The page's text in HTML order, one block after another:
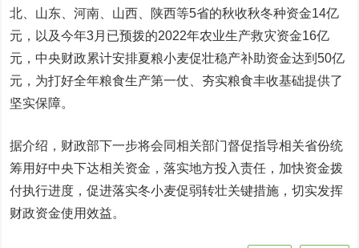
北、山东、河南、山西、陕西等5省的秋收秋冬种资金14亿
元，以及今年3月已预拨的2022年农业生产救灾资金16亿
元，中央财政累计安排夏粮小麦促壮稳产补助资金达到50亿
元，为打好全年粮食生产第一仗、夯实粮食丰收基础提供了
坚实保障。
据介绍，财政部下一步将会同相关部门督促指导相关省份统
筹用好中央下达相关资金，落实地方投入责任，加快资金拨
付执行进度，促进落实冬小麦促弱转壮关键措施，切实发挥
财政资金使用效益。